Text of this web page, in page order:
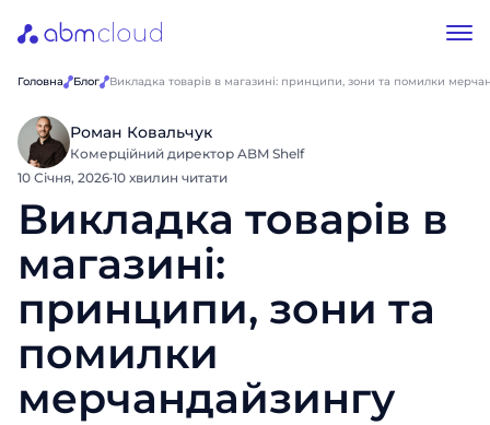
Головна Блог Викладка товарів в магазині: принципи, зони та помилки
Роман Ковальчук
Комерційний директор ABM Shelf
10 Січня, 2026·10 хвилин читати
Викладка товарів в
магазині:
принципи, зони та
помилки
мерчандайзингу